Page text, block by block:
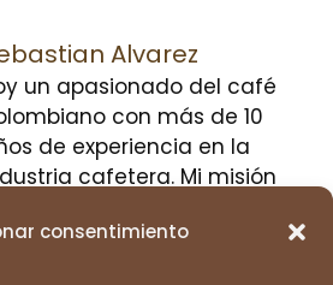
consentimiento
Alvarez
un apasionado del café
con más de 10
de experiencia en la
cafetera. Mi misión
cafetera de